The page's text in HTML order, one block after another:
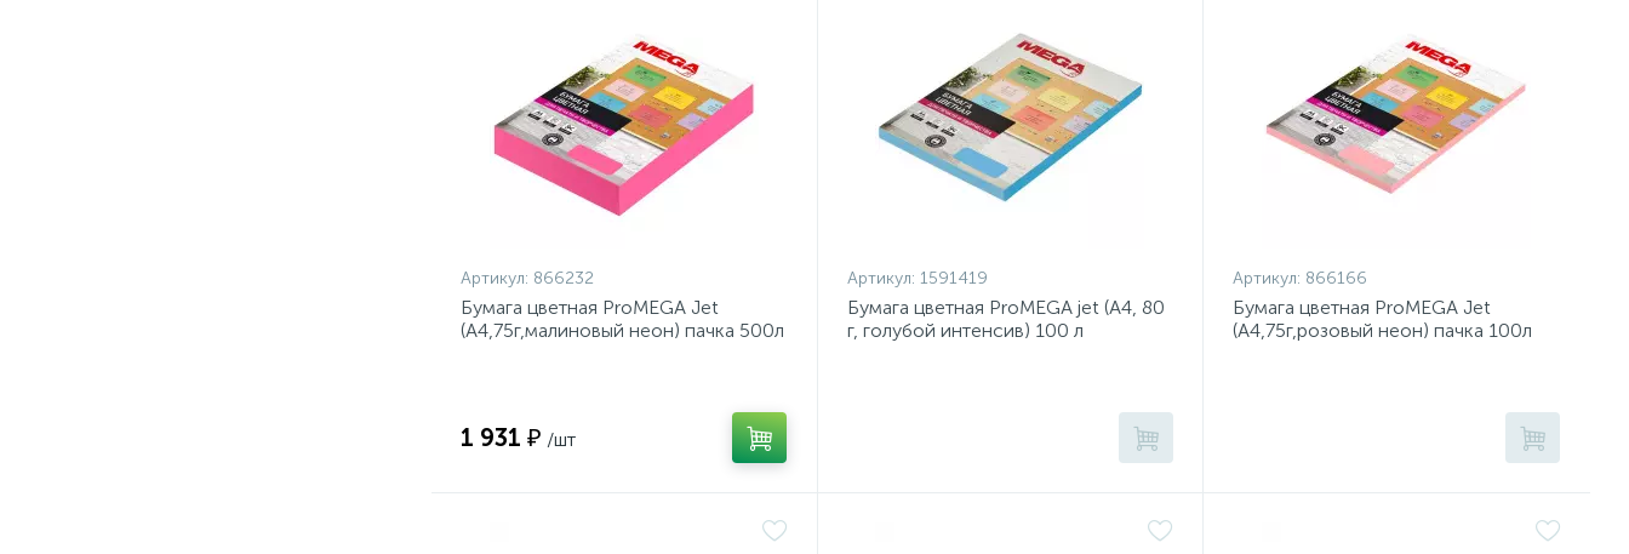
Артикул: 866232
Бумага цветная ProMEGA Jet
(А4,75г,малиновый неон) пачка 500л
1 931 ₽ /шт
Артикул: 1591419
Бумага цветная ProMEGA jet (А4, 80
г, голубой интенсив) 100 л
Артикул: 866166
Бумага цветная ProMEGA Jet
(А4,75г,розовый неон) пачка 100л